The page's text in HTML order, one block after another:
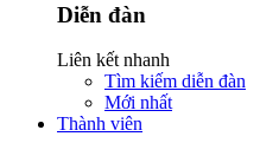
Diễn đàn
Liên kết nhanh
Tìm kiếm diễn đàn
Mới nhất
Thành viên